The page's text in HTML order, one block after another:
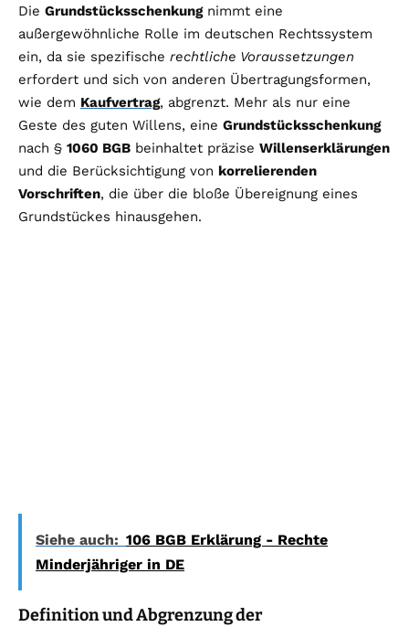
Die Grundstücksschenkungnimmt eine
außergewöhnliche Rolle im deutschen Rechtssystem
ein, da sie spezifische rechtliche Voraussetzungen
erfordert und sich von anderen Übertragungsformen,
wie dem Kaufvertrag, abgrenzt. Mehr als nur eine
Geste des guten Willens, eine Grundstücksschenkung
nach § 1060 BGB beinhaltet präzise Willenserklärungen
und die Berücksichtigung von korrelierenden
Vorschriften, die über die bloße Übereignung eines
Grundstückes hinausgehen.
Siehe auch: 106 BGB Erklärung - Rechte
Minderjähriger in DE
Definition und Abgrenzung der